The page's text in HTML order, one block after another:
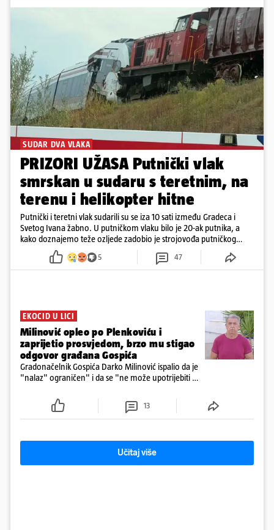
SUDAR DVA VLAKA
PRIZORI UŽASA Putnički vlak
smrskan u sudaru s teretnim, na
terenu i helikopter hitne
Putnički i teretni vlak sudarili su se iza 10 sati između Gradeca i
Svetog Ivana žabno. U putničkom vlaku bilo je 20-ak putnika, a
kako doznajemo teže ozljede zadobio je strojovođa putničkog
vlaka. Zatvoren je promet, a fotoreporteri Prigorskog objavili su
prve snimke s mjesta sudara
5 47
EKOCID U LICI
Milinović opleo po Plenkoviću i
zaprijetio prosvjedom, brzo mu stigao
odgovor građana Gospića
Gradonačelnik Gospića Darko Milinović ispalio da je
"nalaz" ograničen" i da se "ne može upotrijebiti za
ga je naručio Uskok i da je dio spisa
13
Učitaj više